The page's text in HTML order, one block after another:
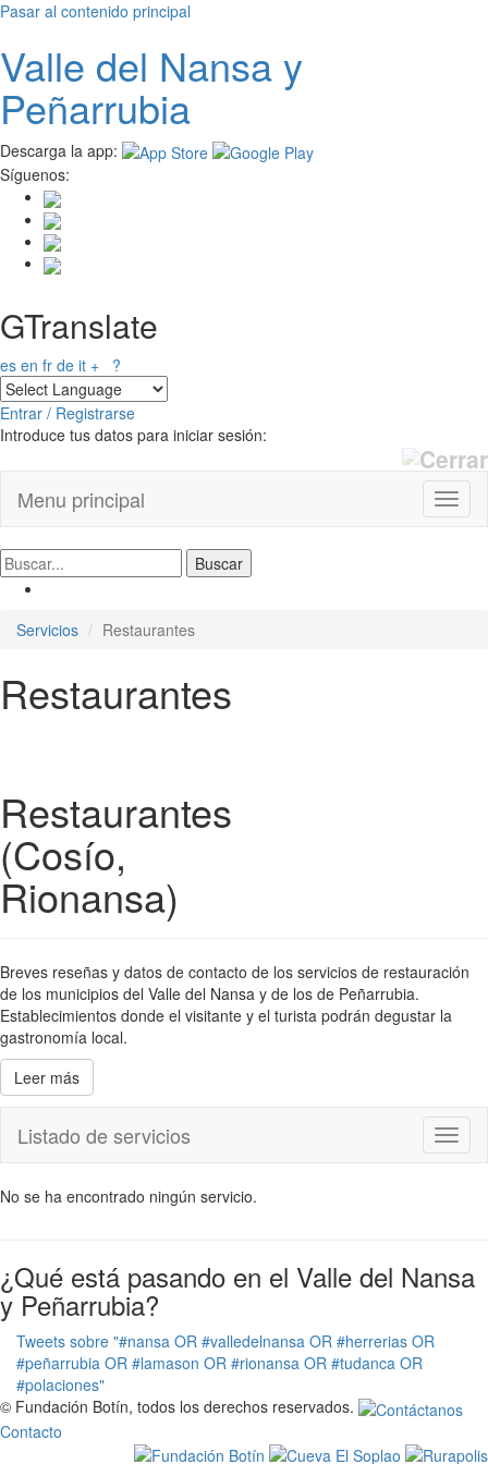
Pasar al contenido principal
Valle del Nansay
Peñarrubia
Descarga la app:
Síguenos:
GTranslate
es en fr de it + ?
Entrar / Registrarse
Introduce tus datos para iniciar sesión:
Menu principal
Servicios Restaurantes
Restaurantes
Restaurantes
(Cosío,
Rionansa)
Breves reseñas y datos de contacto de los servicios de restauración
de los municipios del Valle del Nansa y de los de Peñarrubia.
Establecimientos donde el visitante y el turista podrán degustar la
gastronomía local.
Leer más
Listado de servicios
No se ha encontrado ningún servicio.
¿Qué está pasando en el Valle del Nansa
y Peñarrubia?
Tweets sobre "#nansa OR #valledelnansa OR #herrerias OR
#peñarrubia OR #lamason OR #rionansa OR #tudanca OR
#polaciones"
© Fundación Botín, todos los derechos reservados.
Contacto